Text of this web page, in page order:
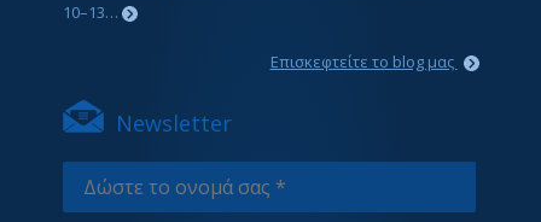
10–13…
Επισκεφτείτε το blog μας
Newsletter